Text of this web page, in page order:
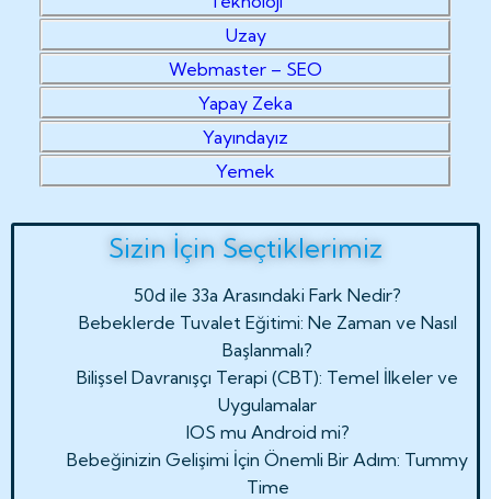
Uzay
Webmaster – SEO
Yapay Zeka
Yayındayız
Yemek
Sizin İçin Seçtiklerimiz
50d ile 33a Arasındaki Fark Nedir?
Bebeklerde Tuvalet Eğitimi: Ne Zaman ve Nasıl
Başlanmalı?
Bilişsel Davranışçı Terapi (CBT): Temel İlkeler ve
Uygulamalar
IOS mu Android mi?
Bebeğinizin Gelişimi İçin Önemli Bir Adım: Tummy
Time